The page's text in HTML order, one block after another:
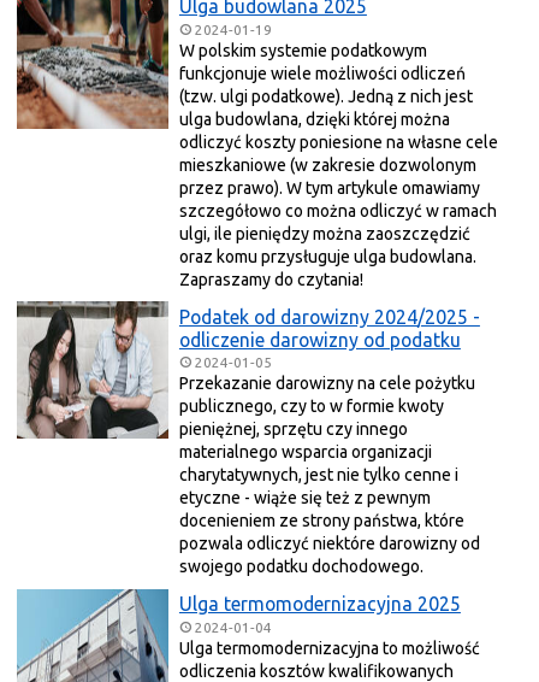
Ulga budowlana 2025
2024-01-19
W polskim systemie podatkowym
funkcjonuje wiele możliwości odliczeń
(tzw. ulgi podatkowe). Jedną z nich jest
ulga budowlana, dzięki której można
odliczyć koszty poniesione na własne cele
mieszkaniowe (w zakresie dozwolonym
przez prawo). W tym artykule omawiamy
szczegółowo co można odliczyć w ramach
ulgi, ile pieniędzy można zaoszczędzić
oraz komu przysługuje ulga budowlana.
Zapraszamy do czytania!
Podatek od darowizny 2024/2025 -
odliczenie darowizny od podatku
2024-01-05
Przekazanie darowizny na cele pożytku
publicznego, czy to w formie kwoty
pieniężnej, sprzętu czy innego
materialnego wsparcia organizacji
charytatywnych, jest nie tylko cenne i
etyczne - wiąże się też z pewnym
docenieniem ze strony państwa, które
pozwala odliczyć niektóre darowizny od
swojego podatku dochodowego.
Ulga termomodernizacyjna 2025
2024-01-04
Ulga termomodernizacyjna to możliwość
odliczenia kosztów kwalifikowanych